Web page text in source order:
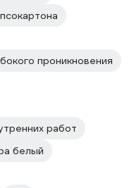
проникновения
работ
белый